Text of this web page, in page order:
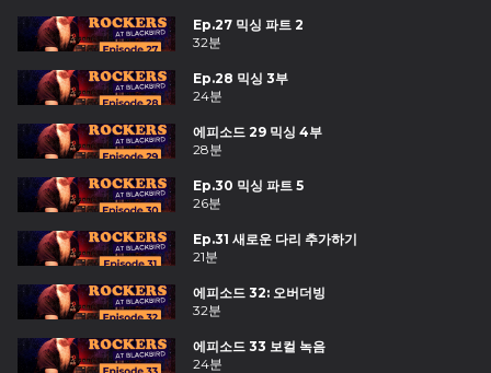
Ep.27 믹싱 파트 2
32분
Ep.28 믹싱 3부
24분
에피소드 29 믹싱 4부
28분
Ep.30 믹싱 파트 5
26분
Ep.31 새로운 다리 추가하기
21분
에피소드 32: 오버더빙
32분
에피소드 33 보컬 녹음
24분